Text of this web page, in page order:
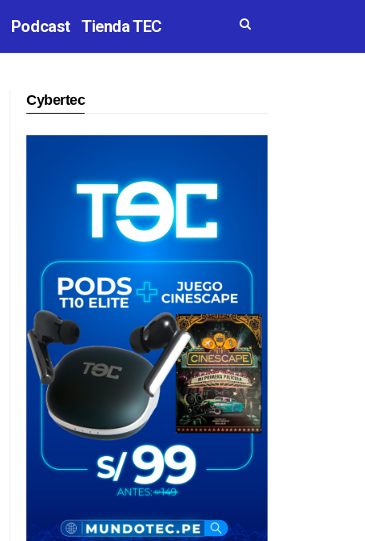
Podcast Tienda TEC
Cybertec